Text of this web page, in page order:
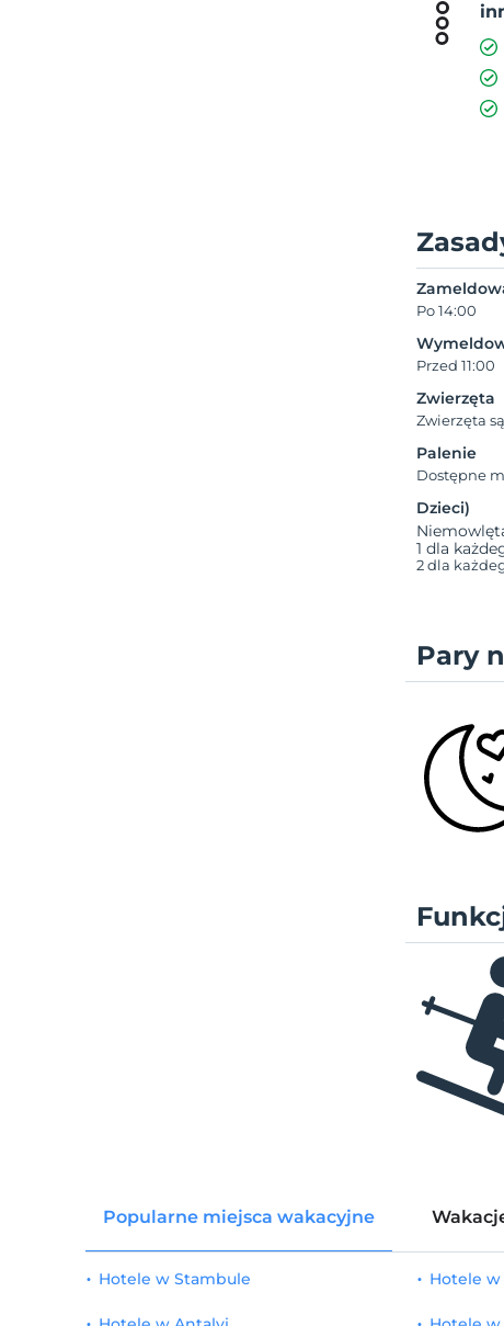
Po 14:00
Przed 11:00
Zwierzęta
Zwierzęta
Palenie
Dostępne
Dzieci)
1 dla
2 dla
Pary
Popularne miejsca wakacyjne
Hotele w Stambule Hotele w